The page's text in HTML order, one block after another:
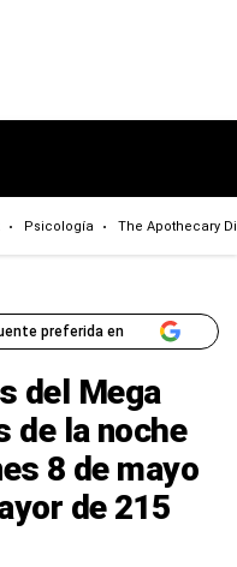
Psicología The Apothecary
preferida en
del Mega
de la noche
8 de mayo
de 215